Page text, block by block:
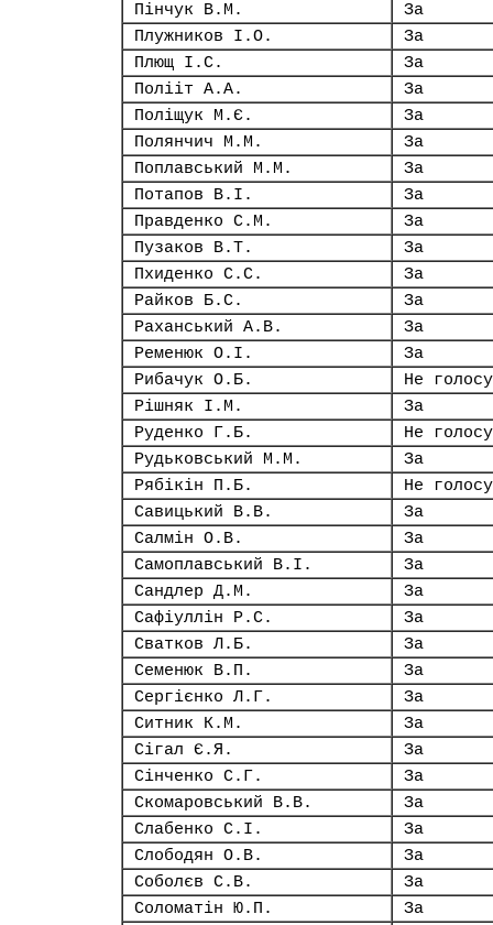
Пінчук В.М.
За
Плужников І.О.
За
Плющ І.С.
За
Полііт А.А.
За
Поліщук М.Є.
За
Полянчич М.М.
За
Поплавський М.М.
За
Потапов В.І.
За
Правденко С.М.
За
Пузаков В.Т.
За
Пхиденко С.С.
За
Райков Б.С.
За
Раханський А.В.
За
Ременюк О.І.
За
Рибачук О.Б.
Не
Рішняк І.М.
За
Руденко Г.Б.
Не
Рудьковський М.М.
За
Рябікін П.Б.
Не
Савицький В.В.
За
Салмін О.В.
За
Самоплавський В.І.
За
Сандлер Д.М.
За
Сафіуллін Р.С.
За
Сватков Л.Б.
За
Семенюк В.П.
За
Сергієнко Л.Г.
За
Ситник К.М.
За
Сігал Є.Я.
За
Сінченко С.Г.
За
Скомаровський В.В.
За
Слабенко С.І.
За
Слободян О.В.
За
Соболєв С.В.
За
Соломатін Ю.П.
За